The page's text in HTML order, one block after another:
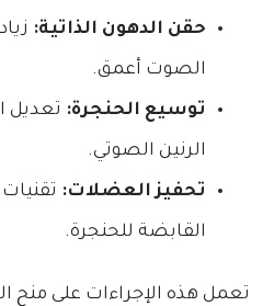
حقن الدهون الذاتية:
الصوت أعمق.
توسيع الحنجرة: تعديل
الرنين الصوتي.
تحفيز العضلات:
القابضة للحنجرة.
تعمل هذه الإجراءات على منح